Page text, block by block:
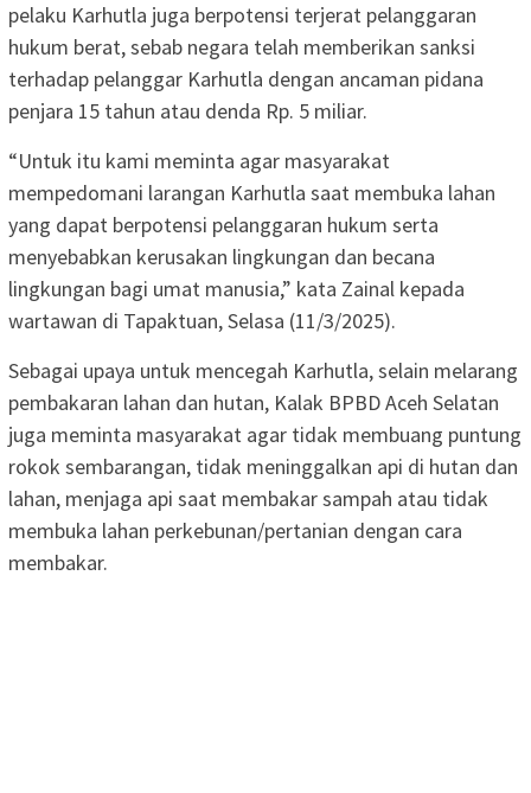
pelaku Karhutla juga berpotensi terjerat pelanggaran
hukum berat, sebab negara telah memberikan sanksi
terhadap pelanggar Karhutla dengan ancaman pidana
penjara 15 tahun atau denda Rp. 5 miliar.
“Untuk itu kami meminta agar masyarakat
mempedomani larangan Karhutla saat membuka lahan
yang dapat berpotensi pelanggaran hukum serta
menyebabkan kerusakan lingkungan dan becana
lingkungan bagi umat manusia,” kata Zainal kepada
wartawan di Tapaktuan, Selasa (11/3/2025).
Sebagai upaya untuk mencegah Karhutla, selain melarang
pembakaran lahan dan hutan, Kalak BPBD Aceh Selatan
juga meminta masyarakat agar tidak membuang puntung
rokok sembarangan, tidak meninggalkan api di hutan dan
lahan, menjaga api saat membakar sampah atau tidak
membuka lahan perkebunan/pertanian dengan cara
membakar.